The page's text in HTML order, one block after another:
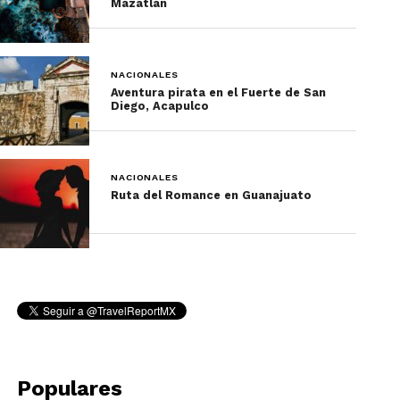
como podía a muchos chicos de la calle que
Mazatlán
NACIONALES
Aventura pirata en el Fuerte de San
Diego, Acapulco
NACIONALES
Ruta del Romance en Guanajuato
Populares